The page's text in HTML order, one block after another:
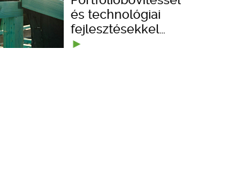
és technológiai
fejlesztésekkel…